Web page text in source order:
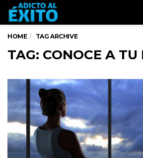
HOME TAG ARCHIVE
TAG: CONOCE A TU